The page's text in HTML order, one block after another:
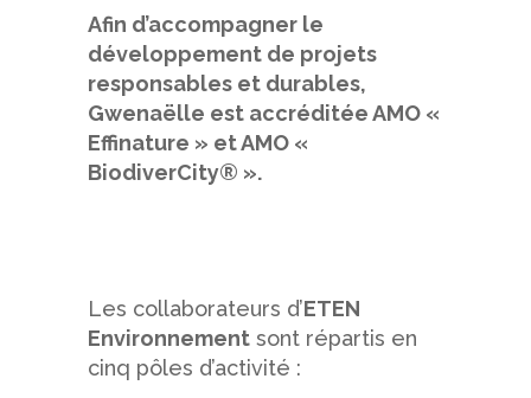
Afin d’accompagner le
développement de projets
responsables et durables,
Gwenaëlle est accréditée AMO «
Effinature » et AMO «
BiodiverCity® ».
Les collaborateurs d’ETEN
Environnement sont répartis en
cinq pôles d’activité :